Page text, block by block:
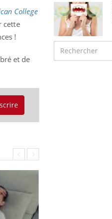
College
cette
!
et de